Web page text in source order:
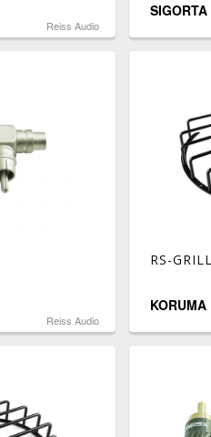
Reiss Audio
SIGORTA
Reiss Audio
RS-
KORUMA